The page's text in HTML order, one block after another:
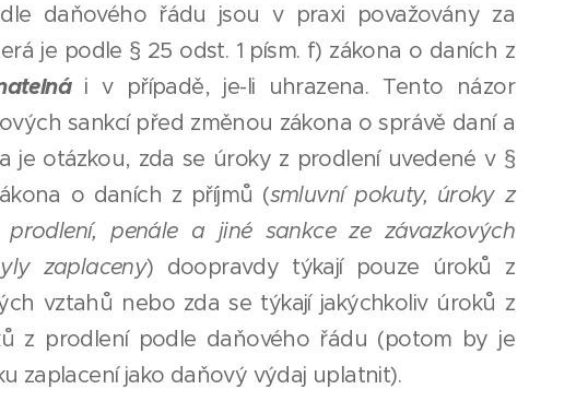
daňového řádu jsou v praxi považovány za
je podle § 25 odst. 1 písm. f) zákona o daních z
i v případě, je-li uhrazena. Tento názor
sankcí před změnou zákona o správě daní a
je otázkou, zda se úroky z prodlení uvedené v §
o daních z příjmů (smluvní pokuty, úroky z
penále a jiné sankce ze závazkových
zaplaceny) doopravdy týkají pouze úroků z
vztahů nebo zda se týkají jakýchkoliv úroků z
z prodlení podle daňového řádu (potom by je
zaplacení jako daňový výdaj uplatnit).